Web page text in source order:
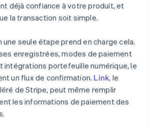
déjà confiance à votre produit, et
la transaction soit simple.
une seule étape prend en charge cela.
enregistrées, modes de paiement
intégrations portefeuille numérique, le
un flux de confirmation. Link, le
de Stripe, peut même remplir
les informations de paiement des